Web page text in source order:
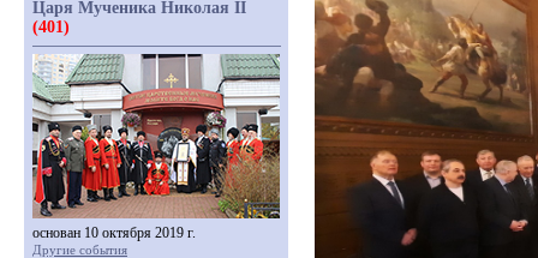
Царя Мученика Николая II
(401)
основан 10 октября 2019 г.
Другие события